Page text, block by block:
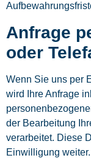
Anfrage
oder
Wenn Sie uns per
wird Ihre Anfrage
der Bearbeitung
verarbeitet. Diese
Einwilligung weiter.